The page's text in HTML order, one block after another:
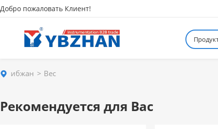
Добро пожаловать Клиент!
ибжан Вес
Рекомендуется для Вас